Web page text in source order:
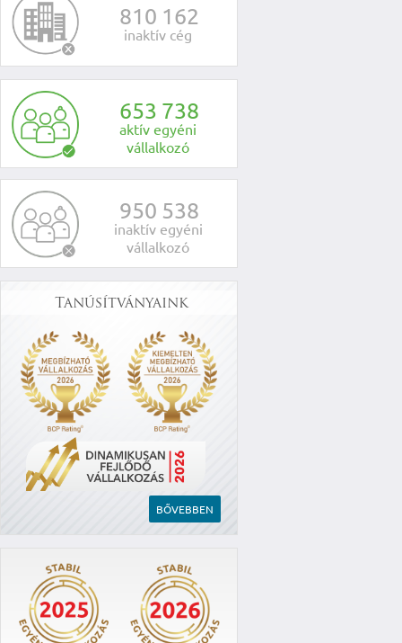
810 162
inaktív cég
653 738
aktív egyéni
vállalkozó
950 538
inaktív egyéni
vállalkozó
Tanúsítványaink
BŐVEBBEN